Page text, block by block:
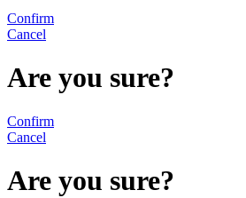
Confirm
Cancel
Are you sure?
Confirm
Cancel
Are you sure?